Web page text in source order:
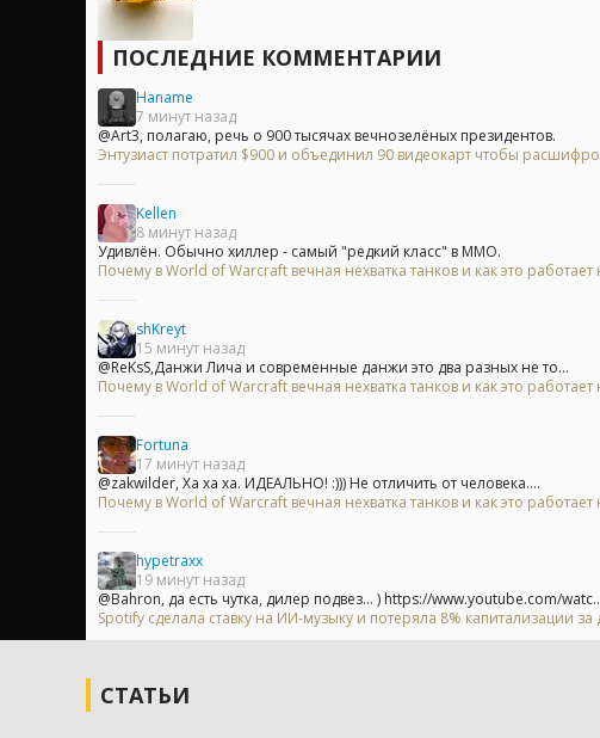
ПОСЛЕДНИЕ КОММЕНТАРИИ
Haname
7 минут назад
@Art3, полагаю, речь о 900 тысячах вечнозелёных президентов.
Энтузиаст потратил $900 и объединил 90 видеокарт чтобы
Kellen
8 минут назад
Удивлён. Обычно хиллер - самый "редкий класс" в ММО.
Почему в World of Warcraft вечная нехватка танков и как это работает
shKreyt
15 минут назад
@ReKsS,Данжи Лича и современные данжи это два разных не то...
Почему в World of Warcraft вечная нехватка танков и как это работает
Fortuna
17 минут назад
@zakwilder, Ха ха ха. ИДЕАЛЬНО! :))) Не отличить от человека....
Почему в World of Warcraft вечная нехватка танков и как это работает
hypetraxx
19 минут назад
@Bahron, да есть чутка, дилер подвез... ) https://www.youtube.com/
Spotify сделала ставку на ИИ-музыку и потеряла 8% капитализации за
СТАТЬИ